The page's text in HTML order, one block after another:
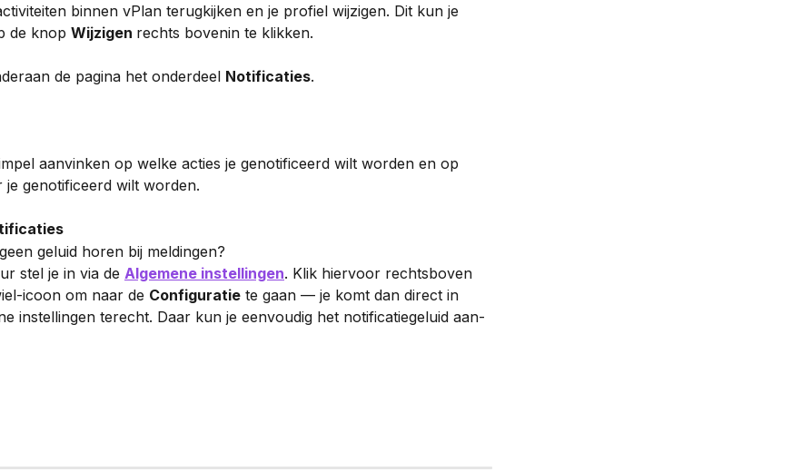
binnen vPlan terugkijken en je profiel wijzigen. Dit kun je
de knop Wijzigen rechts bovenin te klikken.
de pagina het onderdeel Notificaties.
aanvinken op welke acties je genotificeerd wilt worden en op
je genotificeerd wilt worden.
geluid horen bij meldingen?
stel je in via de Algemene instellingen. Klik hiervoor rechtsboven
icoon om naar de Configuratie te gaan — je komt dan direct in
instellingen terecht. Daar kun je eenvoudig het notificatiegeluid aan-